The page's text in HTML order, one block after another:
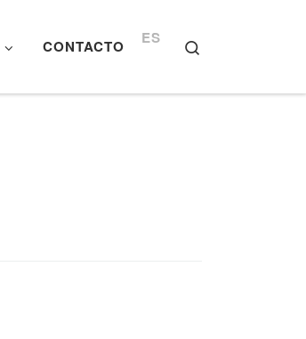
CONTACTO ES